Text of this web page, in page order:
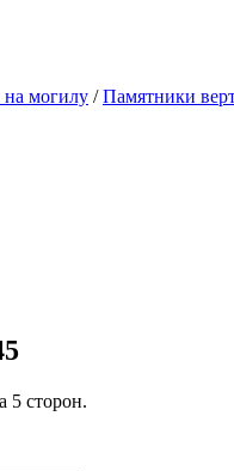
могилу /Памятники
5 сторон.